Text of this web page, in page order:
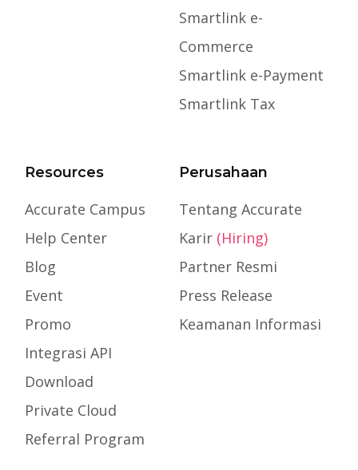
Smartlink e-
Commerce
Smartlink e-Payment
Smartlink Tax
Resources
Accurate Campus
Help Center
Blog
Event
Promo
Integrasi API
Download
Private Cloud
Referral Program
Perusahaan
Tentang Accurate
Karir (Hiring)
Partner Resmi
Press Release
Keamanan Informasi